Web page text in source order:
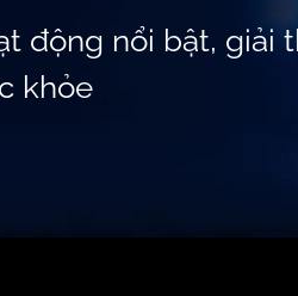
động nổi bật, giải
khỏe